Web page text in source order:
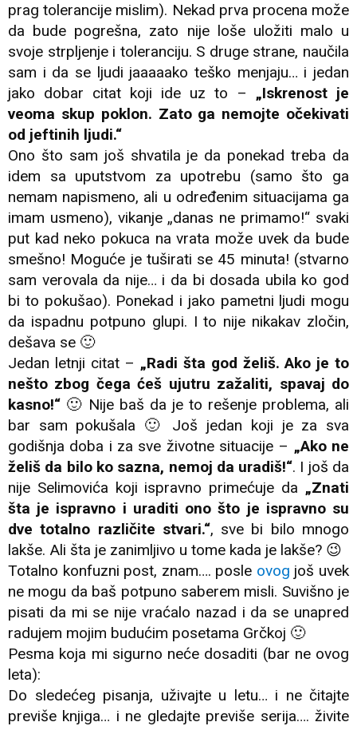
prag tolerancije mislim). Nekad prva procena može
da bude pogrešna, zato nije loše uložiti malo u
svoje strpljenje i toleranciju. S druge strane, naučila
sam i da se ljudi jaaaaako teško menjaju… i jedan
jako dobar citat koji ide uz to – „Iskrenost je
veoma skup poklon. Zato ga nemojte očekivati
od jeftinih ljudi.“
Ono što sam još shvatila je da ponekad treba da
idem sa uputstvom za upotrebu (samo što ga
nemam napismeno, ali u određenim situacijama ga
imam usmeno), vikanje „danas ne primamo!“ svaki
put kad neko pokuca na vrata može uvek da bude
smešno! Moguće je tuširati se 45 minuta! (stvarno
sam verovala da nije… i da bi dosada ubila ko god
bi to pokušao). Ponekad i jako pametni ljudi mogu
da ispadnu potpuno glupi. I to nije nikakav zločin,
dešava se 🙂
Jedan letnji citat – „Radi šta god želiš. Ako je to
nešto zbog čega ćeš ujutru zažaliti, spavaj do
kasno!“ 🙂 Nije baš da je to rešenje problema, ali
bar sam pokušala 🙂 Još jedan koji je za sva
godišnja doba i za sve životne situacije – „Ako ne
želiš da bilo ko sazna, nemoj da uradiš!“. I još da
nije Selimovića koji ispravno primećuje da „Znati
šta je ispravno i uraditi ono što je ispravno su
dve totalno različite stvari.“, sve bi bilo mnogo
lakše. Ali šta je zanimljivo u tome kada je lakše? 😉
Totalno konfuzni post, znam…. posle ovog još uvek
ne mogu da baš potpuno saberem misli. Suvišno je
pisati da mi se nije vraćalo nazad i da se unapred
radujem mojim budućim posetama Grčkoj 🙂
Pesma koja mi sigurno neće dosaditi (bar ne ovog
leta):
Do sledećeg pisanja, uživajte u letu… i ne čitajte
previše knjiga… i ne gledajte previše serija…. živite